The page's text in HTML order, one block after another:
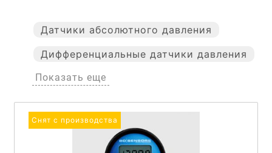
Показать еще
Датчики абсолютного давления
Дифференциальные датчики давления
Реле давления
Цифровые манометры
Снят с производства